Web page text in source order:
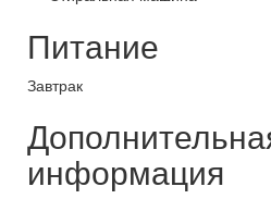
Питание
Завтрак
информация